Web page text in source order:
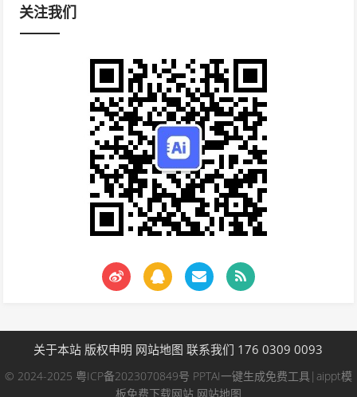
关注我们
关于本站 版权申明 网站地图 联系我们 176 0309 0093
© 2024-2025 粤ICP备2023070849号 PPTAI一键生成免费工具|aippt模
板免费下载网站 网站地图